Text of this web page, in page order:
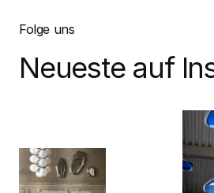
Folge uns
Neueste auf